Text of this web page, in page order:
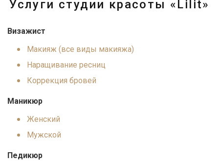
Услуги студии красоты «Lilit»
Визажист
Макияж (все виды макияжа)
Наращивание ресниц
Коррекция бровей
Маникюр
Женский
Мужской
Педикюр